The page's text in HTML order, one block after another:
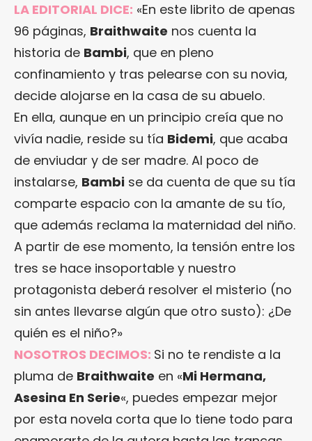
LA EDITORIAL DICE: «En este librito de apenas
96 páginas, Braithwaite nos cuenta la
historia de Bambi, que en pleno
confinamiento y tras pelearse con su novia,
decide alojarse en la casa de su abuelo.
En ella, aunque en un principio creía que no
vivía nadie, reside su tía Bidemi, que acaba
de enviudar y de ser madre. Al poco de
instalarse, Bambi se da cuenta de que su tía
comparte espacio con la amante de su tío,
que además reclama la maternidad del niño.
A partir de ese momento, la tensión entre los
tres se hace insoportable y nuestro
protagonista deberá resolver el misterio (no
sin antes llevarse algún que otro susto): ¿De
quién es el niño?»
NOSOTROS DECIMOS: Si no te rendiste a la
pluma de Braithwaite en «Mi Hermana,
Asesina En Serie«, puedes empezar mejor
por esta novela corta que lo tiene todo para